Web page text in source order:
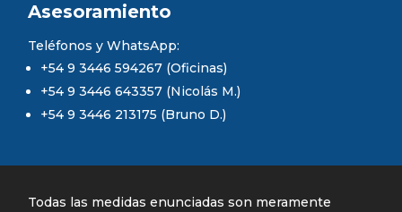
Asesoramiento
Teléfonos y WhatsApp:
+54 9 3446 594267 (Oficinas)
+54 9 3446 643357 (Nicolás M.)
+54 9 3446 213175 (Bruno D.)
Todas las medidas enunciadas son meramente